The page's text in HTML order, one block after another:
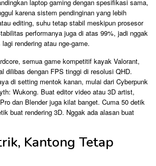
laptop gaming dengan spesifikasi sama,
karena sistem pendinginan yang lebih
editing, suhu tetap stabil meskipun prosesor
performanya juga di atas 99%, jadi nggak
rendering atau nge-game.
semua game kompetitif kayak Valorant,
dilibas dengan FPS tinggi di resolusi QHD.
di setting mentok kanan, mulai dari Cyberpunk
Wukong. Buat editor video atau 3D artist,
dan Blender juga kilat banget. Cuma 50 detik
buat rendering 3D. Nggak ada alasan buat
Kantong Tetap